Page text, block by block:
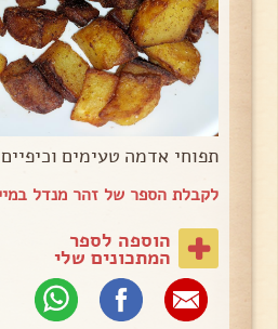
תפוחי אדמה טעימים וכיפיים
לקבלת הספר של זהר מנדל
הוספה לספר
המתכונים שלי